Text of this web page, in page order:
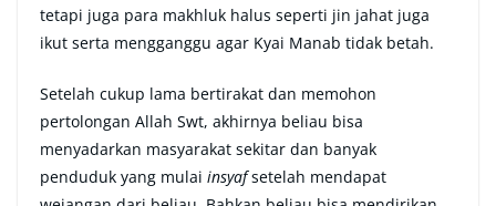
tetapi juga para makhluk halus seperti jin jahat juga
ikut serta mengganggu agar Kyai Manab tidak betah.
Setelah cukup lama bertirakat dan memohon
pertolongan Allah Swt, akhirnya beliau bisa
menyadarkan masyarakat sekitar dan banyak
penduduk yang mulai insyafsetelah mendapat